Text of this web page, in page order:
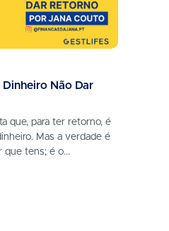
Dinheiro Não Dar
que, para ter retorno, é
Mas a verdade é
que tens; é o...